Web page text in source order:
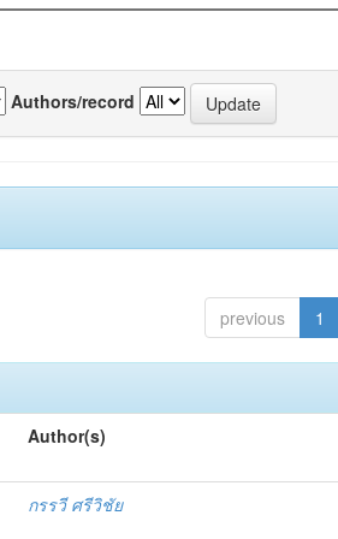
Authors/record
previous 1
Author(s)
กรรวี ศรีวิชัย